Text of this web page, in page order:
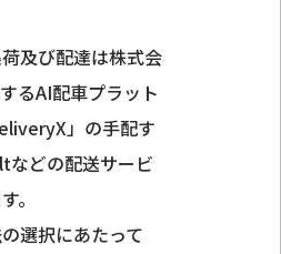
及び配達は株式会
るAI配車プラット
」の手配す
などの配送サービ
。
選択にあたって